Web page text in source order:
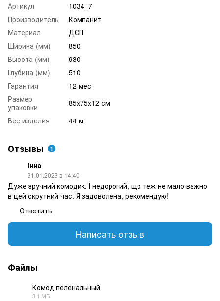
Артикул
1034_7
Производитель
Компанит
Материал
ДСП
Ширина (мм)
850
Высота (мм)
930
Глубина (мм)
510
Гарантия
12 мес
Размер
упаковки
85x75x12 см
Вес изделия
44 кг
Отзывы 1
Інна
31.01.2023 в 14:40
Дуже зручний комодик. І недорогий, що теж не мало важно
в цей скрутний час. Я задоволена, рекомендую!
Ответить
Написать отзыв
Файлы
Комод пеленальный
3.1 МБ